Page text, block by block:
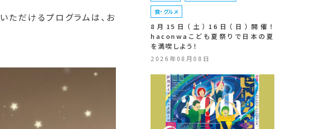
ただけるプログラムは、お
食・グルメ
8月15日（土）16日（日）開催！
haconwaこども夏祭りで日本の夏
を満喫しよう！
2026年08月08日